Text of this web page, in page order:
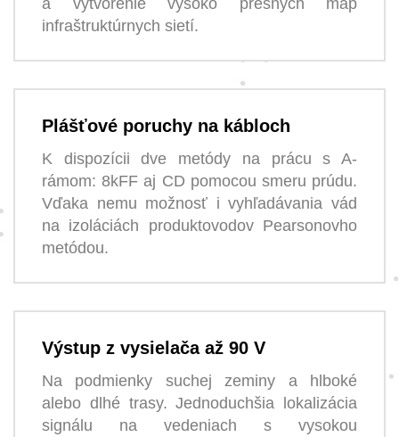
infraštruktúrnych sietí.
Plášťové poruchy na kábloch
K dispozícii dve metódy na prácu s A-
rámom: 8kFF aj CD pomocou smeru prúdu.
Vďaka nemu možnosť i vyhľadávania vád
na izoláciách produktovodov Pearsonovho
metódou.
Výstup z vysielača až 90 V
Na podmienky suchej zeminy a hlboké
alebo dlhé trasy. Jednoduchšia lokalizácia
signálu na vedeniach s vysokou